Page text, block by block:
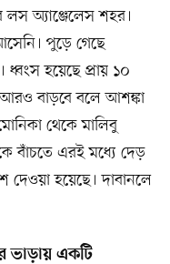
লস অ্যাঞ্জেলেস শহর।
পুড়ে গেছে
হয়েছে প্রায় ১০
আরও বাড়বে বলে আশঙ্কা
থেকে মালিবু
বাঁচতে এরই মধ্যে দেড়
দেওয়া হয়েছে। দাবানলে
ভাড়ায় একটি